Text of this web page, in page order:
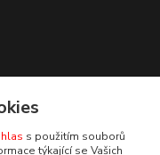
s použitím souborů
týkající se Vašich